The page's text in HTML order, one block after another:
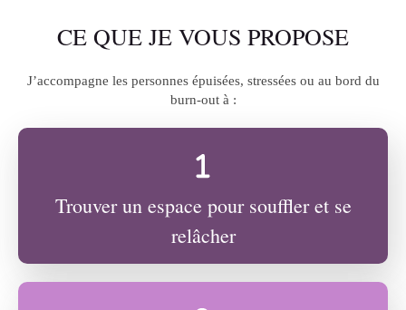
CE QUE JE VOUS PROPOSE
J’accompagne les personnes épuisées, stressées ou au bord du
burn-out à :
Trouver un espace pour souffler et se
relâcher